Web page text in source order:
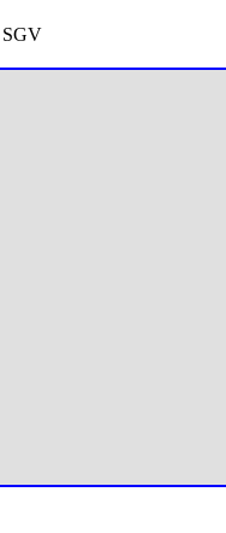
SGV